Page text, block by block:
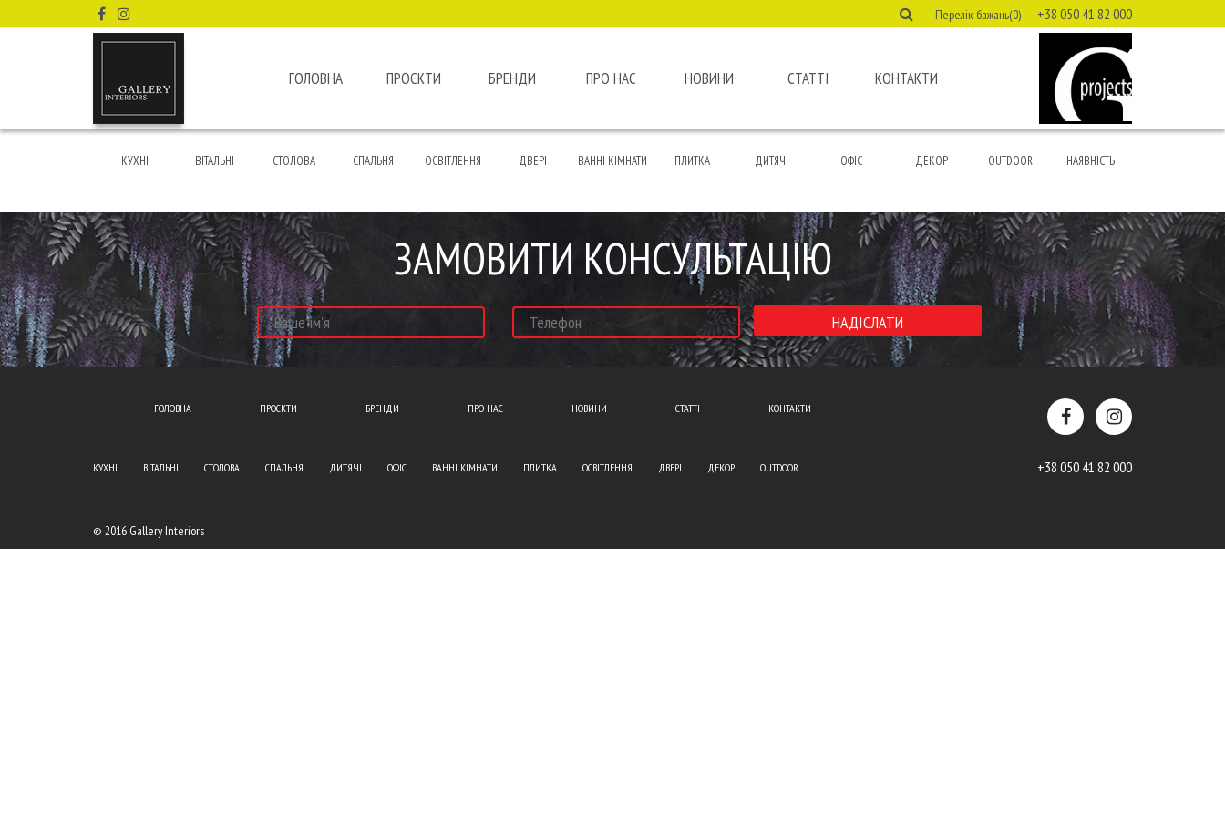
Перелік бажань(0) +38 050 41 82 000
ГОЛОВНА ПРОЄКТИ БРЕНДИ ПРО НАС НОВИНИ СТАТТІ КОНТАКТИ
КУХНІ ВІТАЛЬНІ СТОЛОВА СПАЛЬНЯ ОСВІТЛЕННЯ ДВЕРІ ВАННІ КІМНАТИ ПЛИТКА ДИТЯЧІ ОФІС ДЕКОР OUTDOOR НАЯВНІСТЬ
ЗАМОВИТИ КОНСУЛЬТАЦІЮ
ГОЛОВНА ПРОЄКТИ БРЕНДИ ПРО НАС НОВИНИ СТАТТІ КОНТАКТИ
КУХНІ ВІТАЛЬНІ СТОЛОВА СПАЛЬНЯ ДИТЯЧІ ОФІС ВАННІ КІМНАТИ ПЛИТКА ОСВІТЛЕННЯ ДВЕРІ ДЕКОР OUTDOOR +38 050 41 82 000
© 2016 Gallery Interiors